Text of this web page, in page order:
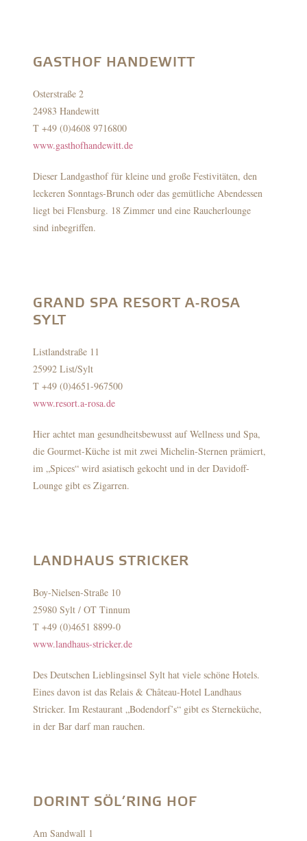
GASTHOF HANDEWITT
Osterstraße 2
24983 Handewitt
T +49 (0)4608 9716800
www.gasthofhandewitt.de
Dieser Landgasthof für kleine und große Festivitäten, den
leckeren Sonntags-Brunch oder das gemütliche Abendessen
liegt bei Flensburg. 18 Zimmer und eine Raucherlounge
sind inbegriffen.
GRAND SPA RESORT A-ROSA
SYLT
Listlandstraße 11
25992 List/Sylt
T +49 (0)4651-967500
www.resort.a-rosa.de
Hier achtet man gesundheitsbewusst auf Wellness und Spa,
die Gourmet-Küche ist mit zwei Michelin-Sternen prämiert,
im „Spices“ wird asiatisch gekocht und in der Davidoff-
Lounge gibt es Zigarren.
LANDHAUS STRICKER
Boy-Nielsen-Straße 10
25980 Sylt / OT Tinnum
T +49 (0)4651 8899-0
www.landhaus-stricker.de
Des Deutschen Lieblingsinsel Sylt hat viele schöne Hotels.
Eines davon ist das Relais & Château-Hotel Landhaus
Stricker. Im Restaurant „Bodendorf’s“ gibt es Sterneküche,
in der Bar darf man rauchen.
DORINT SÖL’RING HOF
Am Sandwall 1